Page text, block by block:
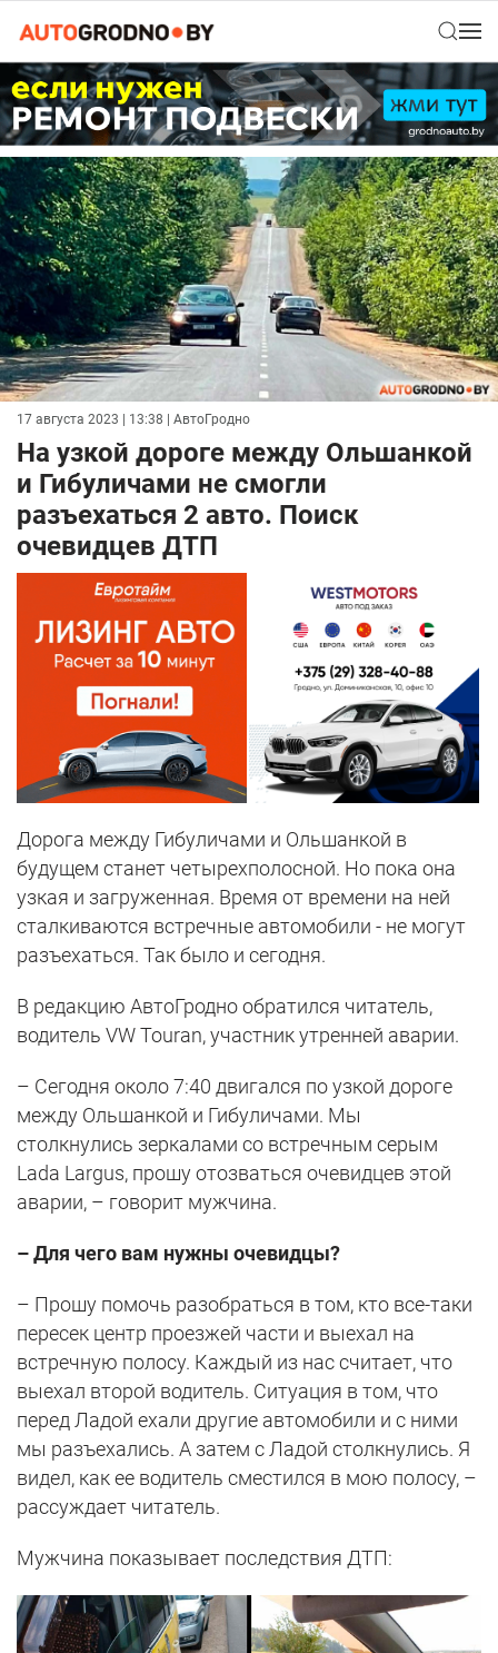
17 августа 2023 | 13:38 | АвтоГродно
На узкой дороге между Ольшанкой
и Гибуличами не смогли
разъехаться 2 авто. Поиск
очевидцев ДТП
Дорога между Гибуличами и Ольшанкой в
будущем станет четырехполосной. Но пока она
узкая и загруженная. Время от времени на ней
сталкиваются встречные автомобили - не могут
разъехаться. Так было и сегодня.
В редакцию АвтоГродно обратился читатель,
водитель VW Touran, участник утренней аварии.
– Сегодня около 7:40 двигался по узкой дороге
между Ольшанкой и Гибуличами. Мы
столкнулись зеркалами со встречным серым
Lada Largus, прошу отозваться очевидцев этой
аварии, – говорит мужчина.
– Для чего вам нужны очевидцы?
– Прошу помочь разобраться в том, кто все-таки
пересек центр проезжей части и выехал на
встречную полосу. Каждый из нас считает, что
выехал второй водитель. Ситуация в том, что
перед Ладой ехали другие автомобили и с ними
мы разъехались. А затем с Ладой столкнулись. Я
видел, как ее водитель сместился в мою полосу, –
рассуждает читатель.
Мужчина показывает последствия ДТП: